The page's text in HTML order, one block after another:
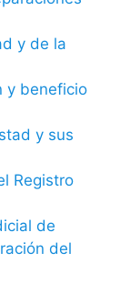
y de la
y beneficio
y sus
Registro
de
del